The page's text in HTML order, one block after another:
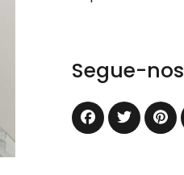
Segue-nos